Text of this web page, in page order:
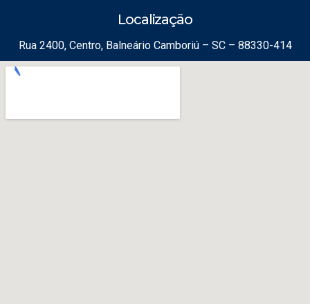
Localização
Rua 2400, Centro, Balneário Camboriú – SC – 88330-414